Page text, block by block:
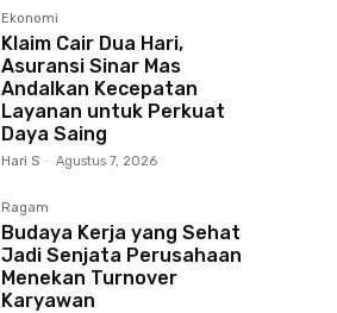
Ekonomi
Klaim Cair Dua Hari,
Asuransi Sinar Mas
Andalkan Kecepatan
Layanan untuk Perkuat
Daya Saing
Hari S - Agustus 7, 2026
Ragam
Budaya Kerja yang Sehat
Jadi Senjata Perusahaan
Menekan Turnover
Karyawan